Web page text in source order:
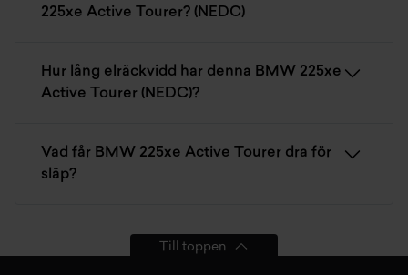
225xe Active Tourer? (NEDC)
Hur lång elräckvidd har denna BMW 225xe
Active Tourer (NEDC)?
Vad får BMW 225xe Active Tourer dra för
släp?
Till toppen